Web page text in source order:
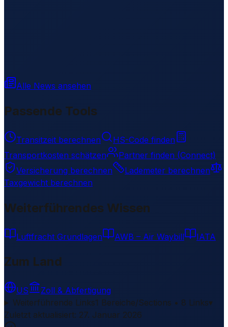
Alle News ansehen
Passende Tools
Transitzeit berechnen
HS-Code finden
Transportkosten schätzen
Partner finden (Connect)
Versicherung berechnen
Lademeter berechnen
Taxgewicht berechnen
Weiterführendes Wissen
Luftfracht Grundlagen AWB – Air Waybill IATA
Zum Land
US
Zoll & Abfertigung
Weiterführende Links1 Bereiche/Sections • 8 Links▾
Zuletzt aktualisiert: 27. Januar 2026